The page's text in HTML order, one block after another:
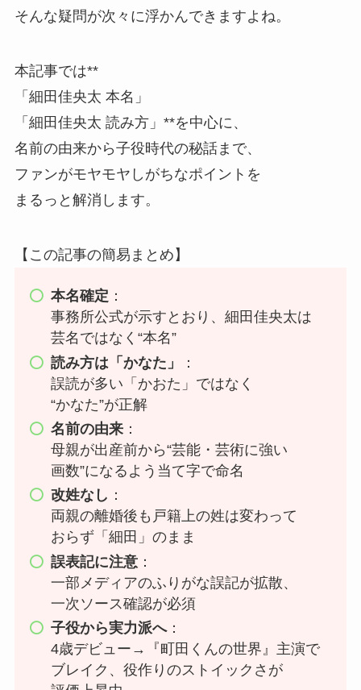
そんな疑問が次々に浮かんできますよね。
本記事では**
「細田佳央太 本名」
「細田佳央太 読み方」**を中心に、
名前の由来から子役時代の秘話まで、
ファンがモヤモヤしがちなポイントを
まるっと解消します。
【この記事の簡易まとめ】
本名確定 ：
事務所公式が示すとおり、細田佳央太は
芸名ではなく“本名”
読み方は「かなた」
：
誤読が多い「かおた」ではなく
“かなた”が正解
名前の由来：
母親が出産前から“芸能・芸術に強い
画数”になるよう当て字で命名
改姓なし ：
両親の離婚後も戸籍上の姓は変わって
おらず「細田」のまま
誤表記に注意：
一部メディアのふりがな誤記が拡散、
一次ソース確認が必須
子役から実力派へ：
4歳デビュー→『町田くんの世界』主演で
ブレイク、役作りのストイックさが